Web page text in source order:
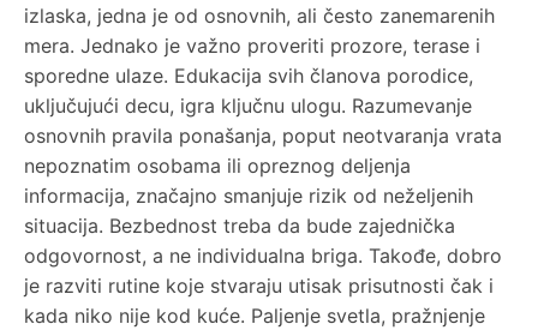
izlaska, jedna je od osnovnih, ali često zanemarenih
mera. Jednako je važno proveriti prozore, terase i
sporedne ulaze. Edukacija svih članova porodice,
uključujući decu, igra ključnu ulogu. Razumevanje
osnovnih pravila ponašanja, poput neotvaranja vrata
nepoznatim osobama ili opreznog deljenja
informacija, značajno smanjuje rizik od neželjenih
situacija. Bezbednost treba da bude zajednička
odgovornost, a ne individualna briga. Takođe, dobro
je razviti rutine koje stvaraju utisak prisutnosti čak i
kada niko nije kod kuće. Paljenje svetla, pražnjenje